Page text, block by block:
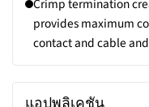
Crimp termination
provides maximum
contact and cable